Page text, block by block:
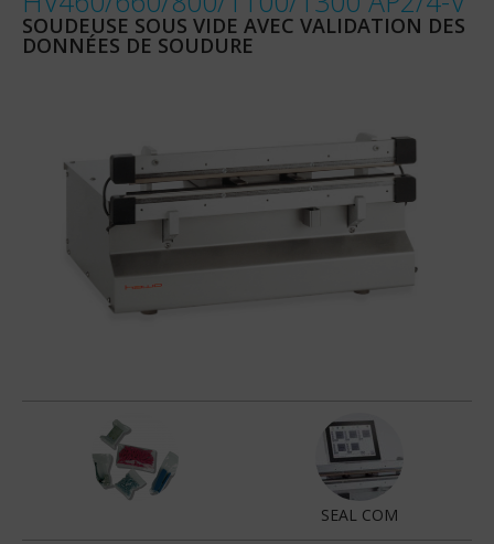
SOUDEUSE SOUS VIDE AVEC VALIDATION DES
DONNÉES DE SOUDURE
SEAL COM